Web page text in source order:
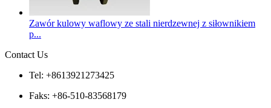
Zawór kulowy waflowy ze stali nierdzewnej z siłownikiem
p...
Contact Us
Tel: +8613921273425
Faks: +86-510-83568179